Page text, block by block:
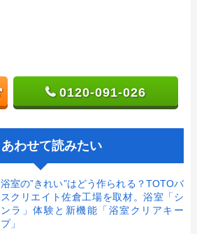
0120-091-026
あわせて読みたい
浴室の”きれい”はどう作られる？TOTOバ
スクリエイト佐倉工場を取材。浴室「シ
ンラ」体験と新機能「浴室クリアキー
プ」